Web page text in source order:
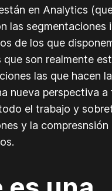
en Analytics
las segmentaciones
de los que
que son realmente
las que hacen
nueva perspectiva a
el trabajo y
y la